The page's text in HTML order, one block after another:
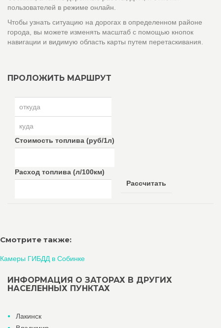
пользователей в режиме онлайн.
Чтобы узнать ситуацию на дорогах в определенном районе
города, вы можете изменять масштаб с помощью кнопок
навигации и видимую область карты путем перетаскивания.
ПРОЛОЖИТЬ МАРШРУТ
Стоимость топлива (руб/1л)
Расход топлива (л/100км)
Рассчитать
Смотрите также:
Камеры ГИБДД в Собинке
ИНФОРМАЦИЯ О ЗАТОРАХ В ДРУГИХ
НАСЕЛЕННЫХ ПУНКТАХ
Лакинск